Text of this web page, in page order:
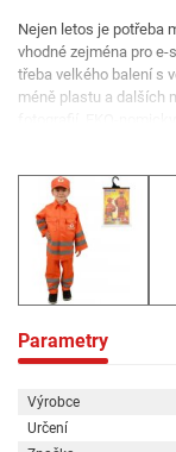
Nejen letos je potřeba
vhodné zejména pro
třeba velkého balení s
méně plastu a dalších
Karneval neboli
(slovo karneval
tedy začátek postního
ledna a končí na
koncem karnevalu,
parády, oblékají
maškarní bály.
karnevalové období
Parametry
Výrobce
Určení